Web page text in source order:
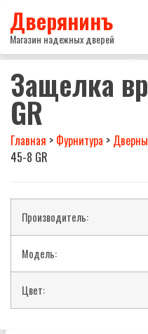
Дверянинъ
Магазин надежных дверей
Защелка
GR
Главная > Фурнитура >
45-8 GR
Производитель:
Модель:
Цвет: